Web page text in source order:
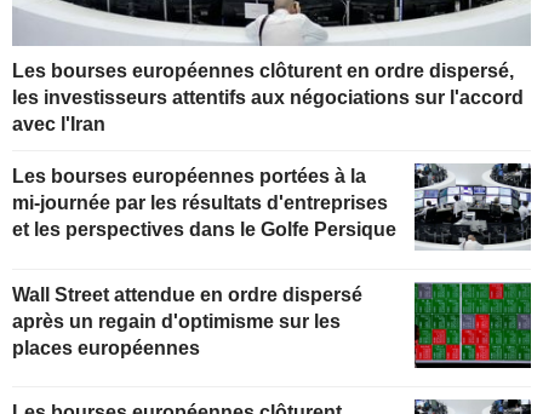
Les bourses européennes clôturent en ordre dispersé,
les investisseurs attentifs aux négociations sur l'accord
avec l'Iran
Les bourses européennes portées à la
mi-journée par les résultats d'entreprises
et les perspectives dans le Golfe Persique
Wall Street attendue en ordre dispersé
après un regain d'optimisme sur les
places européennes